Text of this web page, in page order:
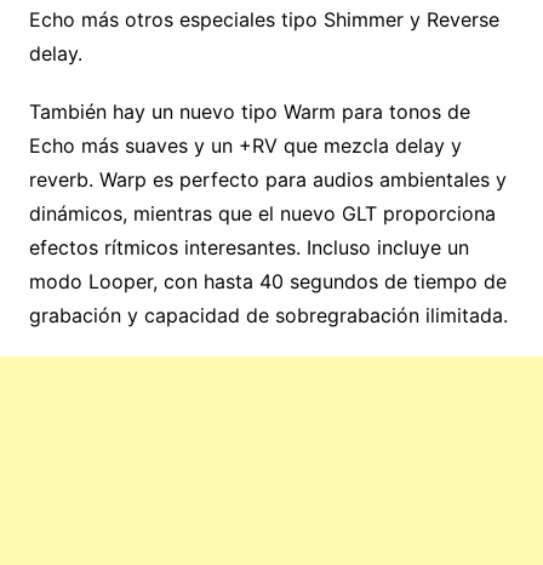
Echo más otros especiales tipo Shimmer y Reverse
delay.
También hay un nuevo tipo Warm para tonos de
Echo más suaves y un +RV que mezcla delay y
reverb. Warp es perfecto para audios ambientales y
dinámicos, mientras que el nuevo GLT proporciona
efectos rítmicos interesantes. Incluso incluye un
modo Looper, con hasta 40 segundos de tiempo de
grabación y capacidad de sobregrabación ilimitada.